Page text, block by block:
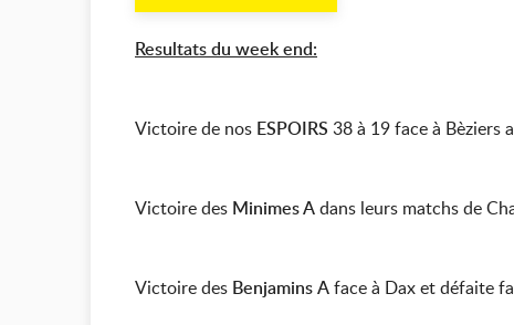
Resultats du week end:
Victoire de nos ESPOIRS 38 à 19 face à Bèziers
Victoire des Minimes Adans leurs matchs de
Victoire des BenjaminsAface à Dax et défaite